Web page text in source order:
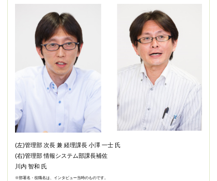
(左)管理部 次長 兼 経理課長 小澤 一士 氏
(右)管理部 情報システム部課長補佐
川内 智和 氏
※部署名・役職名は、インタビュー当時のものです。